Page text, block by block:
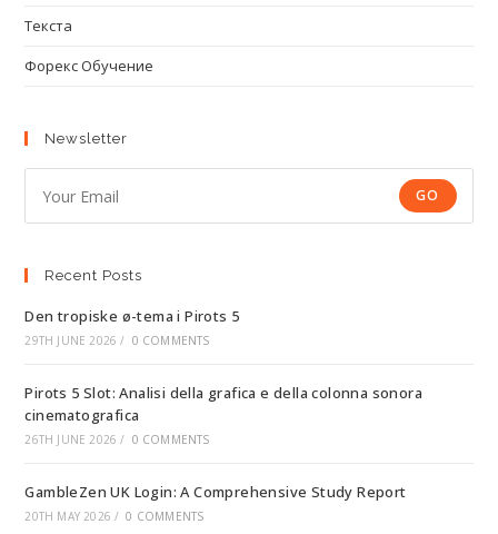
Текста
Форекс Обучение
Newsletter
GO
Recent Posts
Den tropiske ø-tema i Pirots 5
29TH JUNE 2026 / 0 COMMENTS
Pirots 5 Slot: Analisi della grafica e della colonna sonora
cinematografica
26TH JUNE 2026 / 0 COMMENTS
GambleZen UK Login: A Comprehensive Study Report
20TH MAY 2026 / 0 COMMENTS